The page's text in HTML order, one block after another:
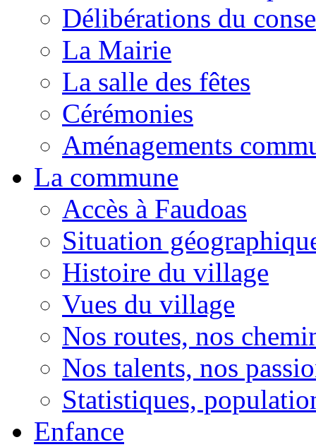
Délibérations du
La Mairie
La salle des fêtes
Cérémonies
Aménagements
La commune
Accès à Faudoas
Situation
Histoire du village
Vues du village
Nos routes, nos
Nos talents, nos
Statistiques,
Enfance